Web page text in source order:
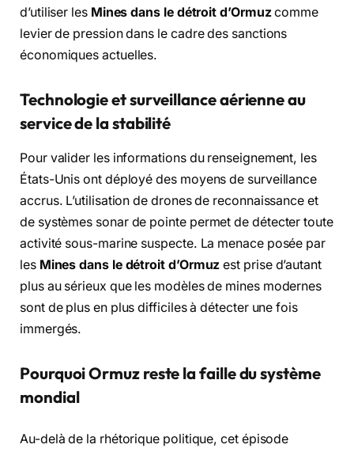
d’utiliser les Mines dans le détroit d’Ormuzcomme
levier de pression dans le cadre des sanctions
économiques actuelles.
Technologie et surveillance aérienne au
service de la stabilité
Pour valider les informations du renseignement, les
États-Unis ont déployé des moyens de surveillance
accrus. L’utilisation de drones de reconnaissance et
de systèmes sonar de pointe permet de détecter toute
activité sous-marine suspecte. La menace posée par
les Mines dans le détroit d’Ormuz est prise d’autant
plus au sérieux que les modèles de mines modernes
sont de plus en plus difficiles à détecter une fois
immergés.
Pourquoi Ormuz reste la faille du système
mondial
Au-delà de la rhétorique politique, cet épisode